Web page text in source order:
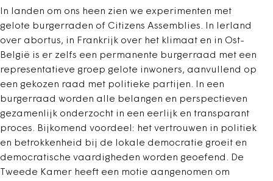
In landen om ons heen zien we experimenten met
gelote burgerraden of Citizens Assemblies. In Ierland
over abortus, in Frankrijk over het klimaat en in Ost-
België is er zelfs een permanente burgerraad met een
representatieve groep gelote inwoners, aanvullend op
een gekozen raad met politieke partijen. In een
burgerraad worden alle belangen en perspectieven
gezamenlijk onderzocht in een eerlijk en transparant
proces. Bijkomend voordeel: het vertrouwen in politiek
en betrokkenheid bij de lokale democratie groeit en
democratische vaardigheden worden geoefend. De
Tweede Kamer heeft een motie aangenomen om